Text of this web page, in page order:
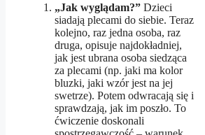
„Jak wyglądam?” Dzieci
siadają plecami do siebie. Teraz
kolejno, raz jedna osoba, raz
druga, opisuje najdokładniej,
jak jest ubrana osoba siedząca
za plecami (np. jaki ma kolor
bluzki, jaki wzór jest na jej
swetrze). Potem odwracają się i
sprawdzają, jak im poszło. To
ćwiczenie doskonali